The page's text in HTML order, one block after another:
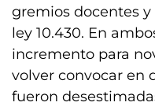
gremios docentes y
ley 10.430. En
incremento para
volver convocar en
fueron